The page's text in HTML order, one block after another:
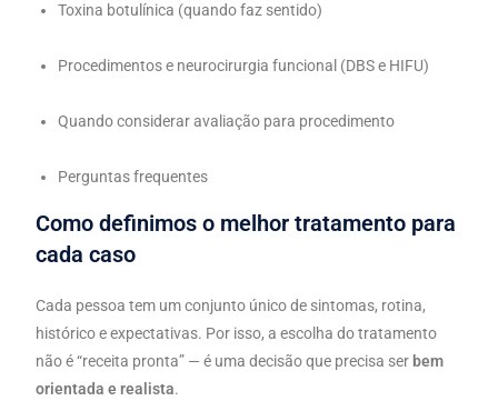
Toxina botulínica (quando faz sentido)
Procedimentos e neurocirurgia funcional (DBS e HIFU)
Quando considerar avaliação para procedimento
Perguntas frequentes
Como definimos o melhor tratamento para
cada caso
Cada pessoa tem um conjunto único de sintomas, rotina,
histórico e expectativas. Por isso, a escolha do tratamento
não é “receita pronta” — é uma decisão que precisa ser bem
orientada e realista.